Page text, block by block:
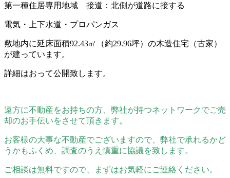
第一種住居専用地域 接道：北側が道路に接する
電気・上下水道・プロパンガス
敷地内に延床面積92.43㎡（約29.96坪）の木造住宅（古家）
が建っています。
詳細はおって公開致します。
遠方に不動産をお持ちの方、弊社が持つネットワークでご売
却のお手伝いをさせて頂きます。
お客様の大事な不動産でございますので、弊社で承れるかど
うかもふくめ、調査のうえ慎重に協議を致します。
ご相談は無料ですので、まずはお気軽にご連絡ください。